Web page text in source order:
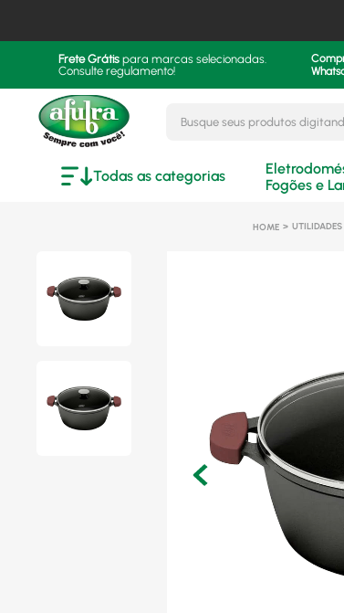
Frete Grátis para marcas selecionadas.
Consulte regulamento!
Todas as categorias
Fogões e